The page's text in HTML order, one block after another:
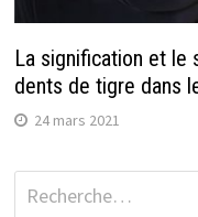
La signification et le
dents de tigre dans
24 mars 2021
Rechercher :